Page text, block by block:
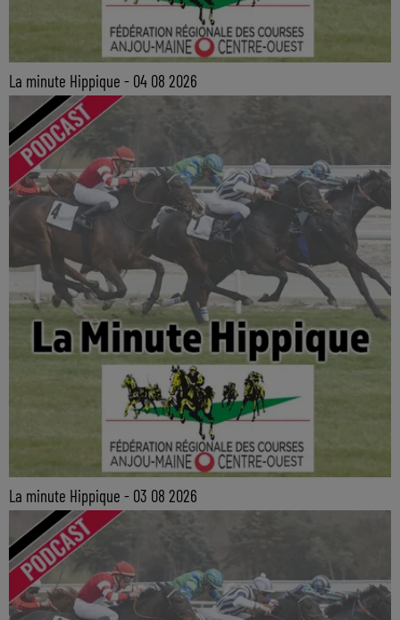
La minute Hippique - 04 08 2026
La minute Hippique - 03 08 2026